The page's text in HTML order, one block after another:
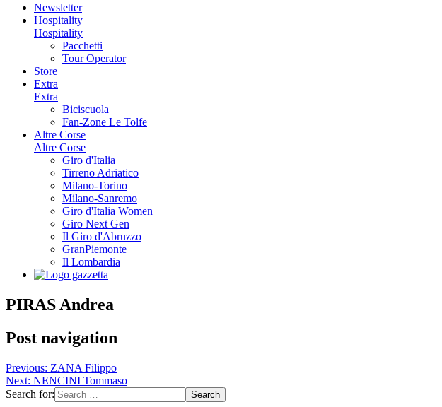
Newsletter
Hospitality
Hospitality
Pacchetti
Tour Operator
Store
Extra
Extra
Biciscuola
Fan-Zone Le Tolfe
Altre Corse
Altre Corse
Giro d'Italia
Tirreno Adriatico
Milano-Torino
Milano-Sanremo
Giro d'Italia Women
Giro Next Gen
Il Giro d'Abruzzo
GranPiemonte
Il Lombardia
PIRAS Andrea
Post navigation
Previous: ZANA Filippo
Next: NENCINI Tommaso
Search for: